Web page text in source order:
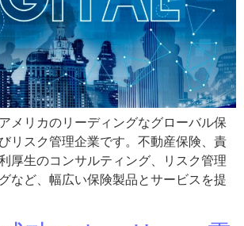
メリカのリーディングなグローバル保
リスク管理企業です。不動産保険、責
厚生のコンサルティング、リスク管理
など、幅広い保険製品とサービスを提